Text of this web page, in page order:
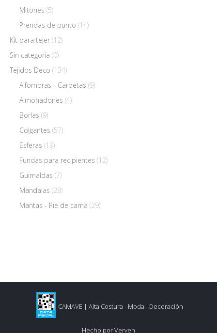
Mitones (5)
Prendas de punto (14)
Kit para tejer (12)
Sin categoría (0)
Tejidos Deco (134)
Alfombras - Carpetas (9)
Almohadones (4)
Borlas (9)
Colgantes (57)
Esferas (19)
Fundas para recipientes (12)
Guirnaldas (7)
Mandalas (29)
Mantas - Pie de cama (29)
CAMAVE | Alta Costura - Moda - Decoración
Hecho porVerven